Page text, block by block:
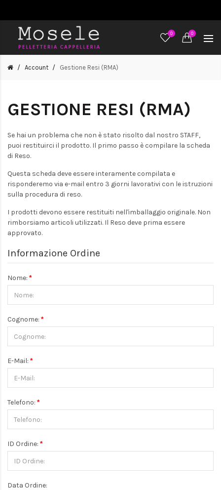
0 0
Account Gestione Resi (RMA)
GESTIONE RESI (RMA)
Se hai un problema che non è stato risolto dal nostro STAFF,
puoi restituirci il prodotto. Il primo passo è compilare la scheda
di Reso.
Questa scheda deve essere interamente compilata e
risponderemo via e-mail entro 3 giorni lavorativi con le istruzioni
sulla procedura di reso.
I prodotti devono essere restituiti nell'imballaggio originale. Non
rimborsiamo articoli utilizzati. Il Reso deve prima essere
approvato.
Informazione Ordine
Nome:
Cognome:
E-Mail:
Telefono:
ID Ordine:
Data Ordine: